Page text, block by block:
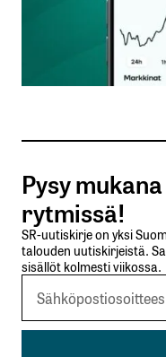
Nimesi tai
Tilaa
Lähetä
Pysy
rytmissä!
SR-uutiskirje on yksi
talouden uutiskirjeistä.
sisällöt kolmesti viikossa.